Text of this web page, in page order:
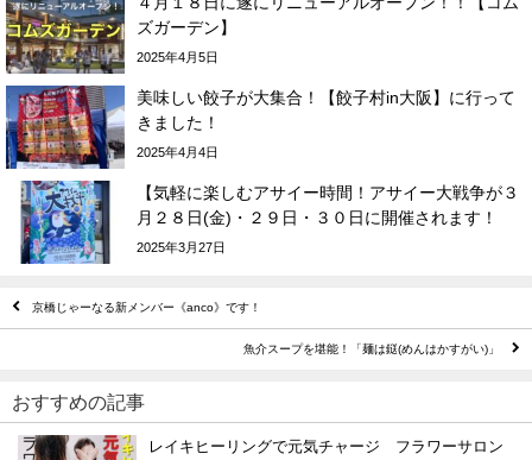
ズガーデン】
2025年4月5日
美味しい餃子が大集合！【餃子村in大阪】に行って
きました！
2025年4月4日
【気軽に楽しむアサイー時間！アサイー大戦争が３
月２８日(金)・２９日・３０日に開催されます！
2025年3月27日
京橋じゃーなる新メンバー《anco》です！
魚介スープを堪能！「麺は鎹(めんはかすがい)」
おすすめの記事
レイキヒーリングで元気チャージ フラワーサロン